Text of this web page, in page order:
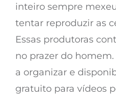
inteiro sempre
tentar reproduzir as
Essas produtoras
no prazer do
a organizar e
gratuito para vídeos